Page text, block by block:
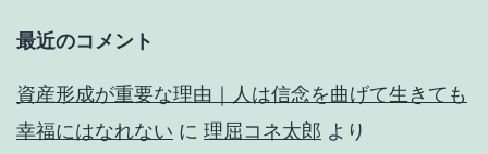
最近のコメント
資産形成が重要な理由｜人は信念を曲げて生きても
幸福にはなれない に 理屈コネ太郎 より